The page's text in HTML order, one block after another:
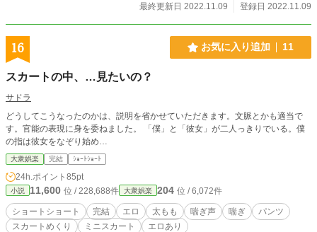
最終更新日 2022.11.09
登録日 2022.11.09
16 お気に入り追加 11
スカートの中、…見たいの？
サドラ
どうしてこうなったのかは、説明を省かせていただきます。文脈とかも適当で
す。官能の表現に身を委ねました。 「僕」と「彼女」が二人っきりでいる。僕
の指は彼女をなぞり始め…
大衆娯楽 完結 ｼｮｰﾄｼｮｰﾄ
24h.ポイント 85pt
小説 11,600 位 / 228,688件 大衆娯楽 204 位 / 6,072件
ショートショート 完結 エロ 太もも 喘ぎ声 喘ぎ
パンツ
スカートめくり
ミニスカート エロあり